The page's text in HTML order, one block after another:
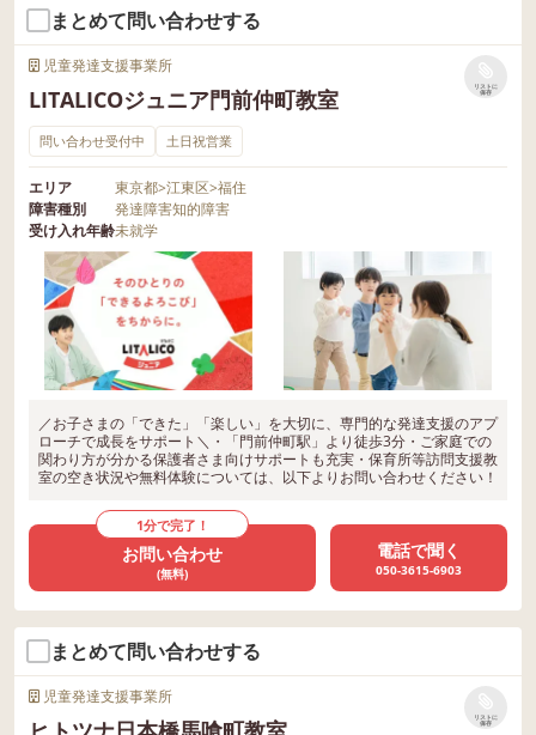
まとめて問い合わせする
児童発達支援事業所
LITALICOジュニア門前仲町教室
リストに
保存
問い合わせ受付中 土日祝営業
エリア 東京都>江東区>福住
障害種別
発達障害知的障害
受け入れ年齢未就学
／お子さまの「できた」「楽しい」を大切に、専門的な発達支援のアプ
ローチで成長をサポート＼・「門前仲町駅」より徒歩3分・ご家庭での
関わり方が分かる保護者さま向けサポートも充実・保育所等訪問支援教
室の空き状況や無料体験については、以下よりお問い合わせください！
1分で完了！
お問い合わせ
(無料)
電話で聞く
050-3615-6903
まとめて問い合わせする
児童発達支援事業所
リストに
保存